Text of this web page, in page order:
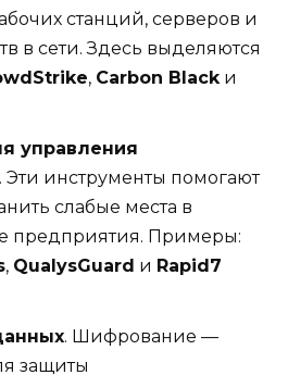
станций, серверов и
в сети. Здесь выделяются
, Carbon Blackи
управления
. Эти инструменты помогают
слабые места в
предприятия. Примеры:
, QualysGuard и Rapid7
. Шифрование —
защиты